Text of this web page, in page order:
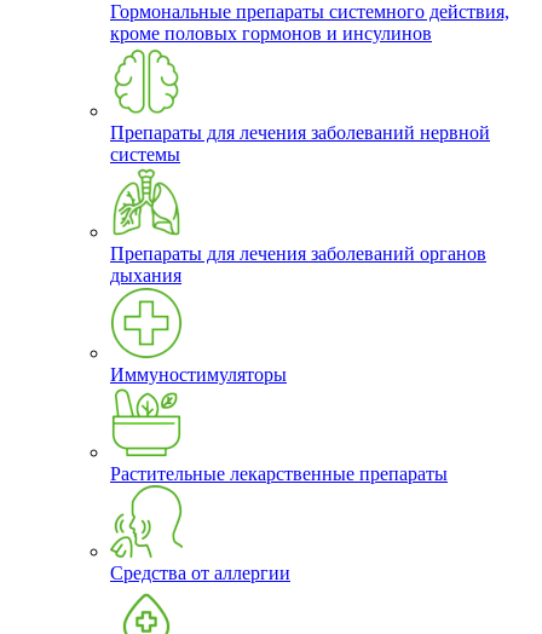
Гормональные препараты системного действия,
кроме половых гормонов и инсулинов
Препараты для лечения заболеваний нервной
системы
Препараты для лечения заболеваний органов
дыхания
Иммуностимуляторы
Растительные лекарственные препараты
Средства от аллергии